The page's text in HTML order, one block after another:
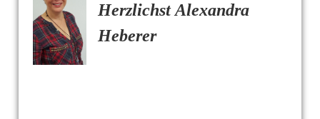
HerzlichstAlexandra
Heberer